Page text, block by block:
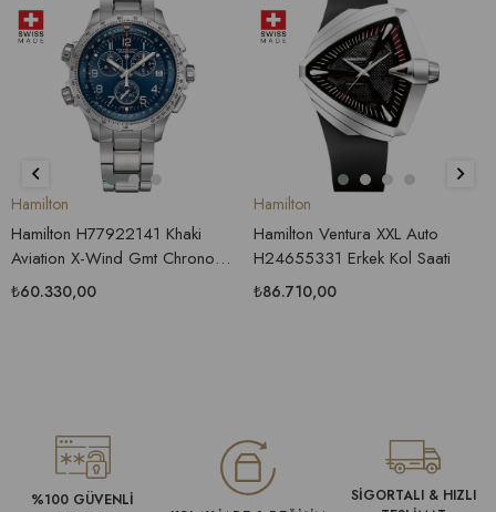
Hamilton
Hamilton H77922141 Khaki
Aviation X-Wind Gmt Chrono
Erkek Saati
₺60.330,00
Hamilton
Hamilton Ventura XXL Auto
H24655331 Erkek Kol Saati
₺86.710,00
%100 GÜVENLİ
SİGORTALI & HIZLI